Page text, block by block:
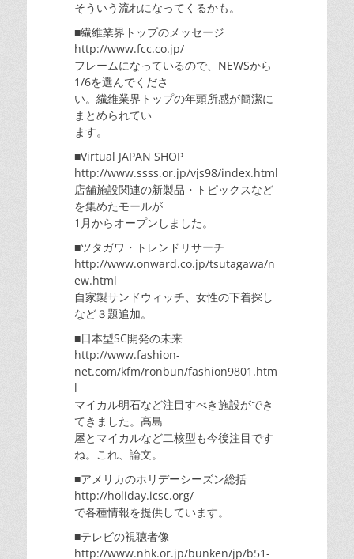
そういう流れになってくるかも。
■繊維業界トップのメッセージ
http://www.fcc.co.jp/
フレームになっているので、NEWSから
1/6を選んでくださ
い。繊維業界トップの年頭所感が簡潔に
まとめられてい
ます。
■Virtual JAPAN SHOP
http://www.ssss.or.jp/vjs98/index.html
店舗施設関連の新製品・トピックスなど
を集めたモールが
1月からオープンしました。
■ツタガワ・トレンドリサーチ
http://www.onward.co.jp/tsutagawa/n
ew.html
自家製サンドウィッチ、女性の下着探し
など３題追加。
■日本型SC開発の未来
http://www.fashion-
net.com/kfm/ronbun/fashion9801.htm
l
マイカル明石など注目すべき施設ができ
てきました。高島
屋とマイカルなど二核型も今後注目です
ね。これ、論文。
■アメリカのホリデーシーズン総括
http://holiday.icsc.org/
で各種情報を提供しています。
■テレビの視聴者像
http://www.nhk.or.jp/bunken/jp/b51-